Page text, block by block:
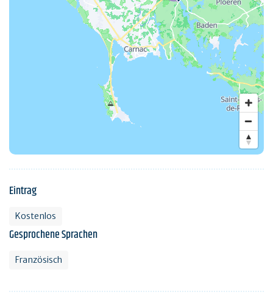
Eintrag
Kostenlos
Gesprochene Sprachen
Französisch